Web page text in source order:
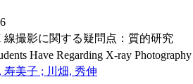
撮影に関する疑問点：質的研究
Have Regarding X-ray
寿美子 ; 川畑, 秀伸